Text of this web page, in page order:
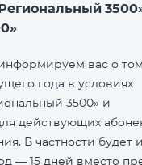
вас о
года в условиях
3500» и
действующих
В частности будет
— 15 дней вместо